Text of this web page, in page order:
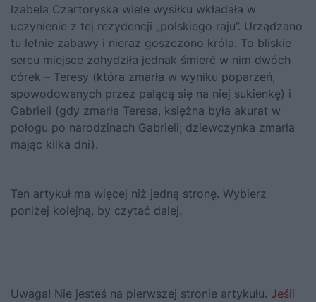
Izabela Czartoryska wiele wysiłku wkładała w
uczynienie z tej rezydencji „polskiego raju”. Urządzano
tu letnie zabawy i nieraz goszczono króla. To bliskie
sercu miejsce zohydziła jednak śmierć w nim dwóch
córek – Teresy (która zmarła w wyniku poparzeń,
spowodowanych przez palącą się na niej sukienkę) i
Gabrieli (gdy zmarła Teresa, księżna była akurat w
połogu po narodzinach Gabrieli; dziewczynka zmarła
mając kilka dni).
Ten artykuł ma więcej niż jedną stronę. Wybierz
poniżej kolejną, by czytać dalej.
Uwaga! Nie jesteś na pierwszej stronie artykułu. Jeśli